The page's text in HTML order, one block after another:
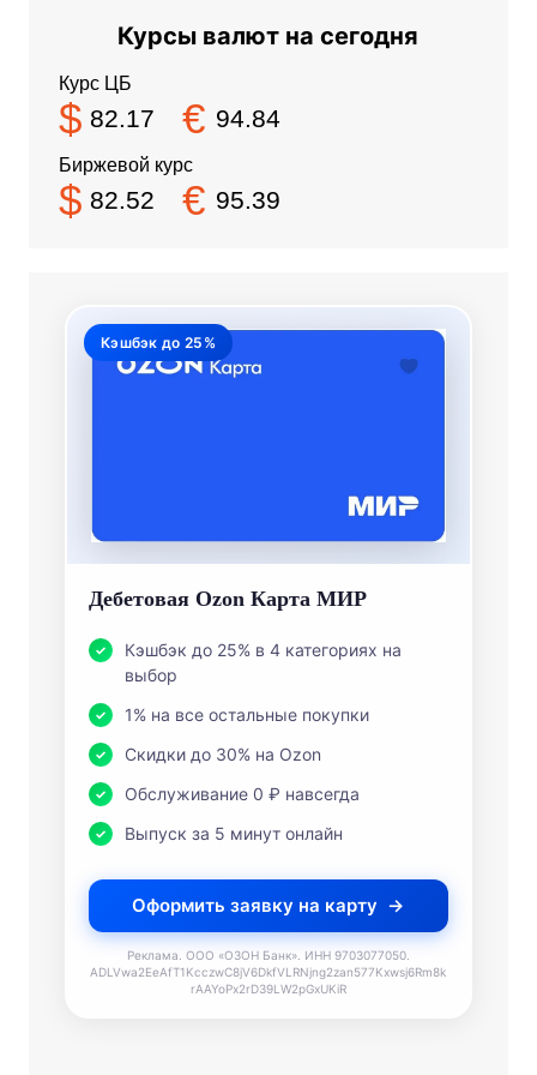
Курсы валют на сегодня
Курс ЦБ
$ 82.17 € 94.84
Биржевой курс
$ 82.52 € 95.39
Кэшбэк до 25%
Дебетовая Ozon Карта МИР
Кэшбэк до 25% в 4 категориях на
выбор
1% на все остальные покупки
Скидки до 30% на Ozon
Обслуживание 0 ₽ навсегда
Выпуск за 5 минут онлайн
Оформить заявку на карту
Реклама. ООО «ОЗОН Банк». ИНН 9703077050.
ADLVwa2EeAfT1KcczwC8jV6DkfVLRNjng2zan577Kxwsj6Rm8k
rAAYoPx2rD39LW2pGxUKiR